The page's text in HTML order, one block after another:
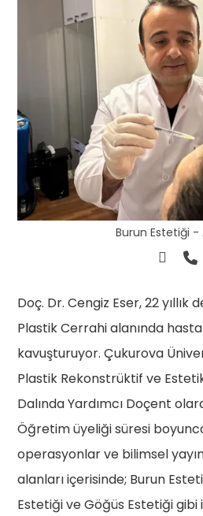
Burun Estetiği -
Doç. Dr. Cengiz Eser, 22 yıllık
Plastik Cerrahi alanında
kavuşturuyor. Çukurova
Plastik Rekonstrüktif ve
Dalında Yardımcı Doçent
Öğretim üyeliği süresi boyunca
operasyonlar ve bilimsel
alanları içerisinde; Burun
Estetiği ve Göğüs Estetiği gibi